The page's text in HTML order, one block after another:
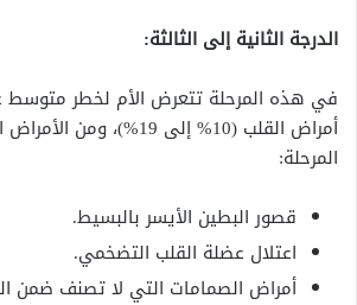
الدرجة الثانية إلى الثالثة:
في هذه المرحلة تتعرض الأم لخطر متوسط
أمراض القلب (10% إلى
المرحلة:
قصور البطين الأيسر بالبسيط.
اعتلال عضلة القلب التضخمي.
أمراض الصمامات التي لا تصنف ضمن